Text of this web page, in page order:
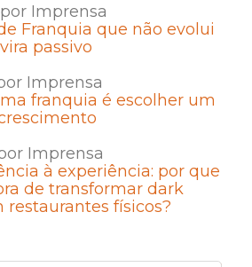
Imprensa
Franquia que não evolui
passivo
Imprensa
franquia é escolher um
Imprensa
à experiência: por que
de transformar dark
restaurantes físicos?